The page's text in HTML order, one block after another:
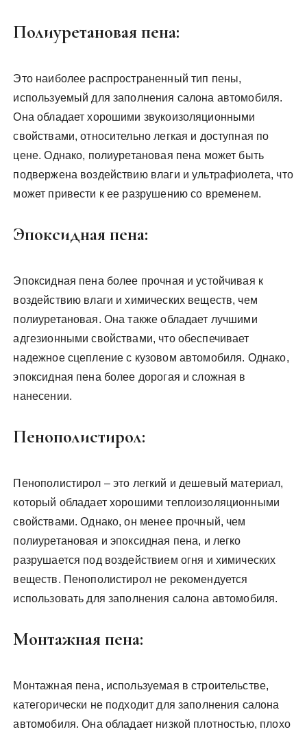
Полиуретановая пена:
Это наиболее распространенный тип пены,
используемый для заполнения салона автомобиля.
Она обладает хорошими звукоизоляционными
свойствами, относительно легкая и доступная по
цене. Однако, полиуретановая пена может быть
подвержена воздействию влаги и ультрафиолета, что
может привести к ее разрушению со временем.
Эпоксидная пена:
Эпоксидная пена более прочная и устойчивая к
воздействию влаги и химических веществ, чем
полиуретановая. Она также обладает лучшими
адгезионными свойствами, что обеспечивает
надежное сцепление с кузовом автомобиля. Однако,
эпоксидная пена более дорогая и сложная в
нанесении.
Пенополистирол:
Пенополистирол – это легкий и дешевый материал,
который обладает хорошими теплоизоляционными
свойствами. Однако, он менее прочный, чем
полиуретановая и эпоксидная пена, и легко
разрушается под воздействием огня и химических
веществ. Пенополистирол не рекомендуется
использовать для заполнения салона автомобиля.
Монтажная пена:
Монтажная пена, используемая в строительстве,
категорически не подходит для заполнения салона
автомобиля. Она обладает низкой плотностью, плохо